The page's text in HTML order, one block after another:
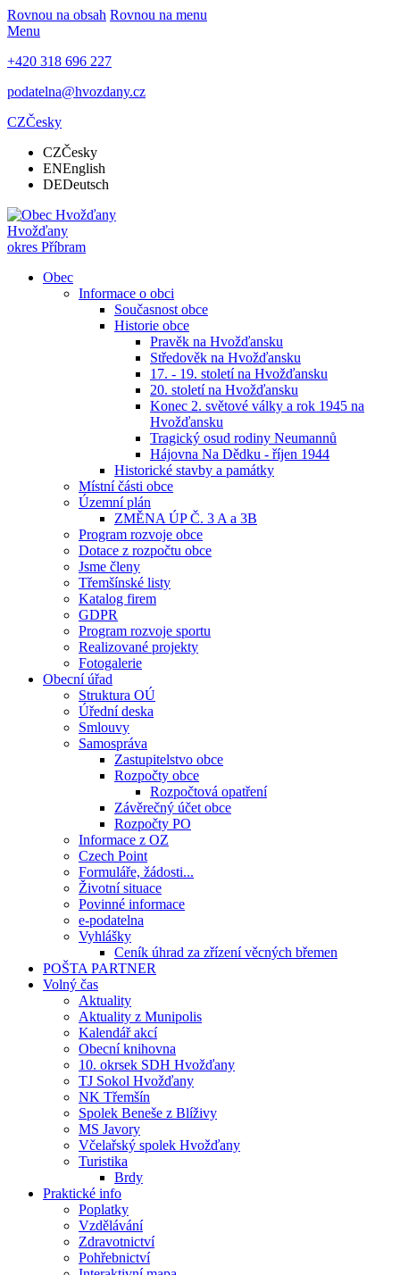
Rovnou na obsah Rovnou na menu
Menu
+420 318 696 227
podatelna@hvozdany.cz
CZČesky
CZČesky
ENEnglish
DEDeutsch
Hvožďany
okres Příbram
Obec
Informace o obci
Současnost obce
Historie obce
Pravěk na Hvožďansku
Středověk na Hvožďansku
17. - 19. století na Hvožďansku
20. století na Hvožďansku
Konec 2. světové války a rok 1945 na
Hvožďansku
Tragický osud rodiny Neumannů
Hájovna Na Dědku - říjen 1944
Historické stavby a památky
Místní části obce
Územní plán
ZMĚNA ÚP Č. 3 A a 3B
Program rozvoje obce
Dotace z rozpočtu obce
Jsme členy
Třemšínské listy
Katalog firem
GDPR
Program rozvoje sportu
Realizované projekty
Fotogalerie
Obecní úřad
Struktura OÚ
Úřední deska
Smlouvy
Samospráva
Zastupitelstvo obce
Rozpočty obce
Rozpočtová opatření
Závěrečný účet obce
Rozpočty PO
Informace z OZ
Czech Point
Formuláře, žádosti...
Životní situace
Povinné informace
e-podatelna
Vyhlášky
Ceník úhrad za zřízení věcných břemen
POŠTA PARTNER
Volný čas
Aktuality
Aktuality z Munipolis
Kalendář akcí
Obecní knihovna
10. okrsek SDH Hvožďany
TJ Sokol Hvožďany
NK Třemšín
Spolek Beneše z Blíživy
MS Javory
Včelařský spolek Hvožďany
Turistika
Brdy
Praktické info
Poplatky
Vzdělávání
Zdravotnictví
Pohřebnictví